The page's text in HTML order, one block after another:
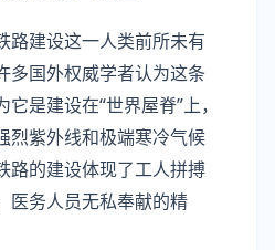
路建设这一人类前所未有
多国外权威学者认为这条
是建设在“世界屋脊”上，
烈紫外线和极端寒冷气候
路的建设体现了工人拼搏
医务人员无私奉献的精